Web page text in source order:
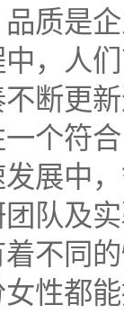
质是
，人
断更
个符
展中
队及
不同
性都